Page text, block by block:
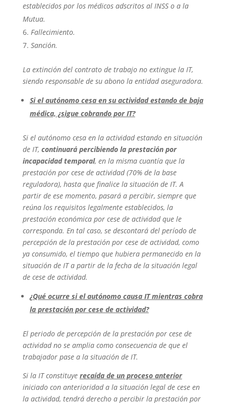
establecidos por los médicos adscritos al INSS o a la
Mutua.
Fallecimiento.
Sanción.
La extinción del contrato de trabajo no extingue la IT,
siendo responsable de su abono la entidad aseguradora.
Si el autónomo cesa en su actividad estando de baja
médica, ¿sigue cobrando por IT?
Si el autónomo cesa en la actividad estando en situación
de IT, continuará percibiendo la prestación por
incapacidad temporal, en la misma cuantía que la
prestación por cese de actividad (70% de la base
reguladora), hasta que finalice la situación de IT. A
partir de ese momento, pasará a percibir, siempre que
reúna los requisitos legalmente establecidos, la
prestación económica por cese de actividad que le
corresponda. En tal caso, se descontará del período de
percepción de la prestación por cese de actividad, como
ya consumido, el tiempo que hubiera permanecido en la
situación de IT a partir de la fecha de la situación legal
de cese de actividad.
¿Qué ocurre si el autónomo causa IT mientras cobra
la prestación por cese de actividad?
El periodo de percepción de la prestación por cese de
actividad no se amplia como consecuencia de que el
trabajador pase a la situación de IT.
Si la IT constituye recaída de un proceso anterior
iniciado con anterioridad a la situación legal de cese en
la actividad, tendrá derecho a percibir la prestación por